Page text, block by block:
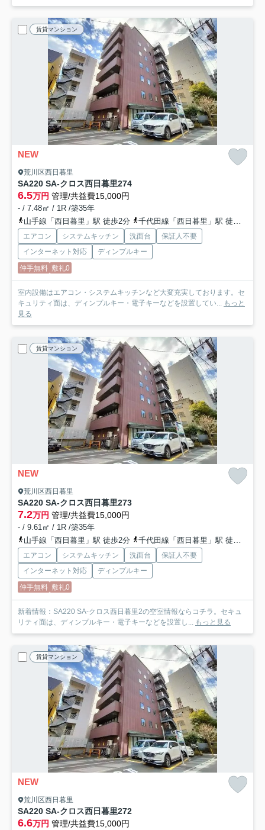
賃貸マンション
NEW
荒川区西日暮里
SA220 SA-クロス西日暮里274
6.5万円 管理/共益費15,000円
- / 7.48㎡ / 1R /築35年
山手線「西日暮里」駅 徒歩2分
千代田線「西日暮里」駅 徒歩2分
エアコン システムキッチン 洗面台
保証人不要
インターネット対応
ディンプルキー
仲手無料 敷礼0
室内設備はエアコン・システムキッチンなど大変充実しております。セ
キュリティ面は、ディンプルキー・電子キーなどを設置してい... もっと
見る
賃貸マンション
NEW
荒川区西日暮里
SA220 SA-クロス西日暮里273
7.2万円 管理/共益費15,000円
- / 9.61㎡ / 1R /築35年
山手線「西日暮里」駅 徒歩2分
千代田線「西日暮里」駅 徒歩2分
エアコン システムキッチン 洗面台
保証人不要
インターネット対応
ディンプルキー
仲手無料 敷礼0
新着情報：SA220 SA-クロス西日暮里2の空室情報ならコチラ。セキュ
リティ面は、ディンプルキー・電子キーなどを設置し... もっと見る
賃貸マンション
NEW
荒川区西日暮里
SA220 SA-クロス西日暮里272
6.6万円 管理/共益費15,000円